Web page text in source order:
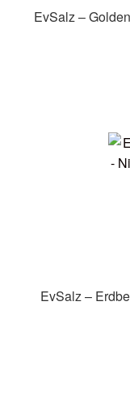
EvSalz –
EvSalz –